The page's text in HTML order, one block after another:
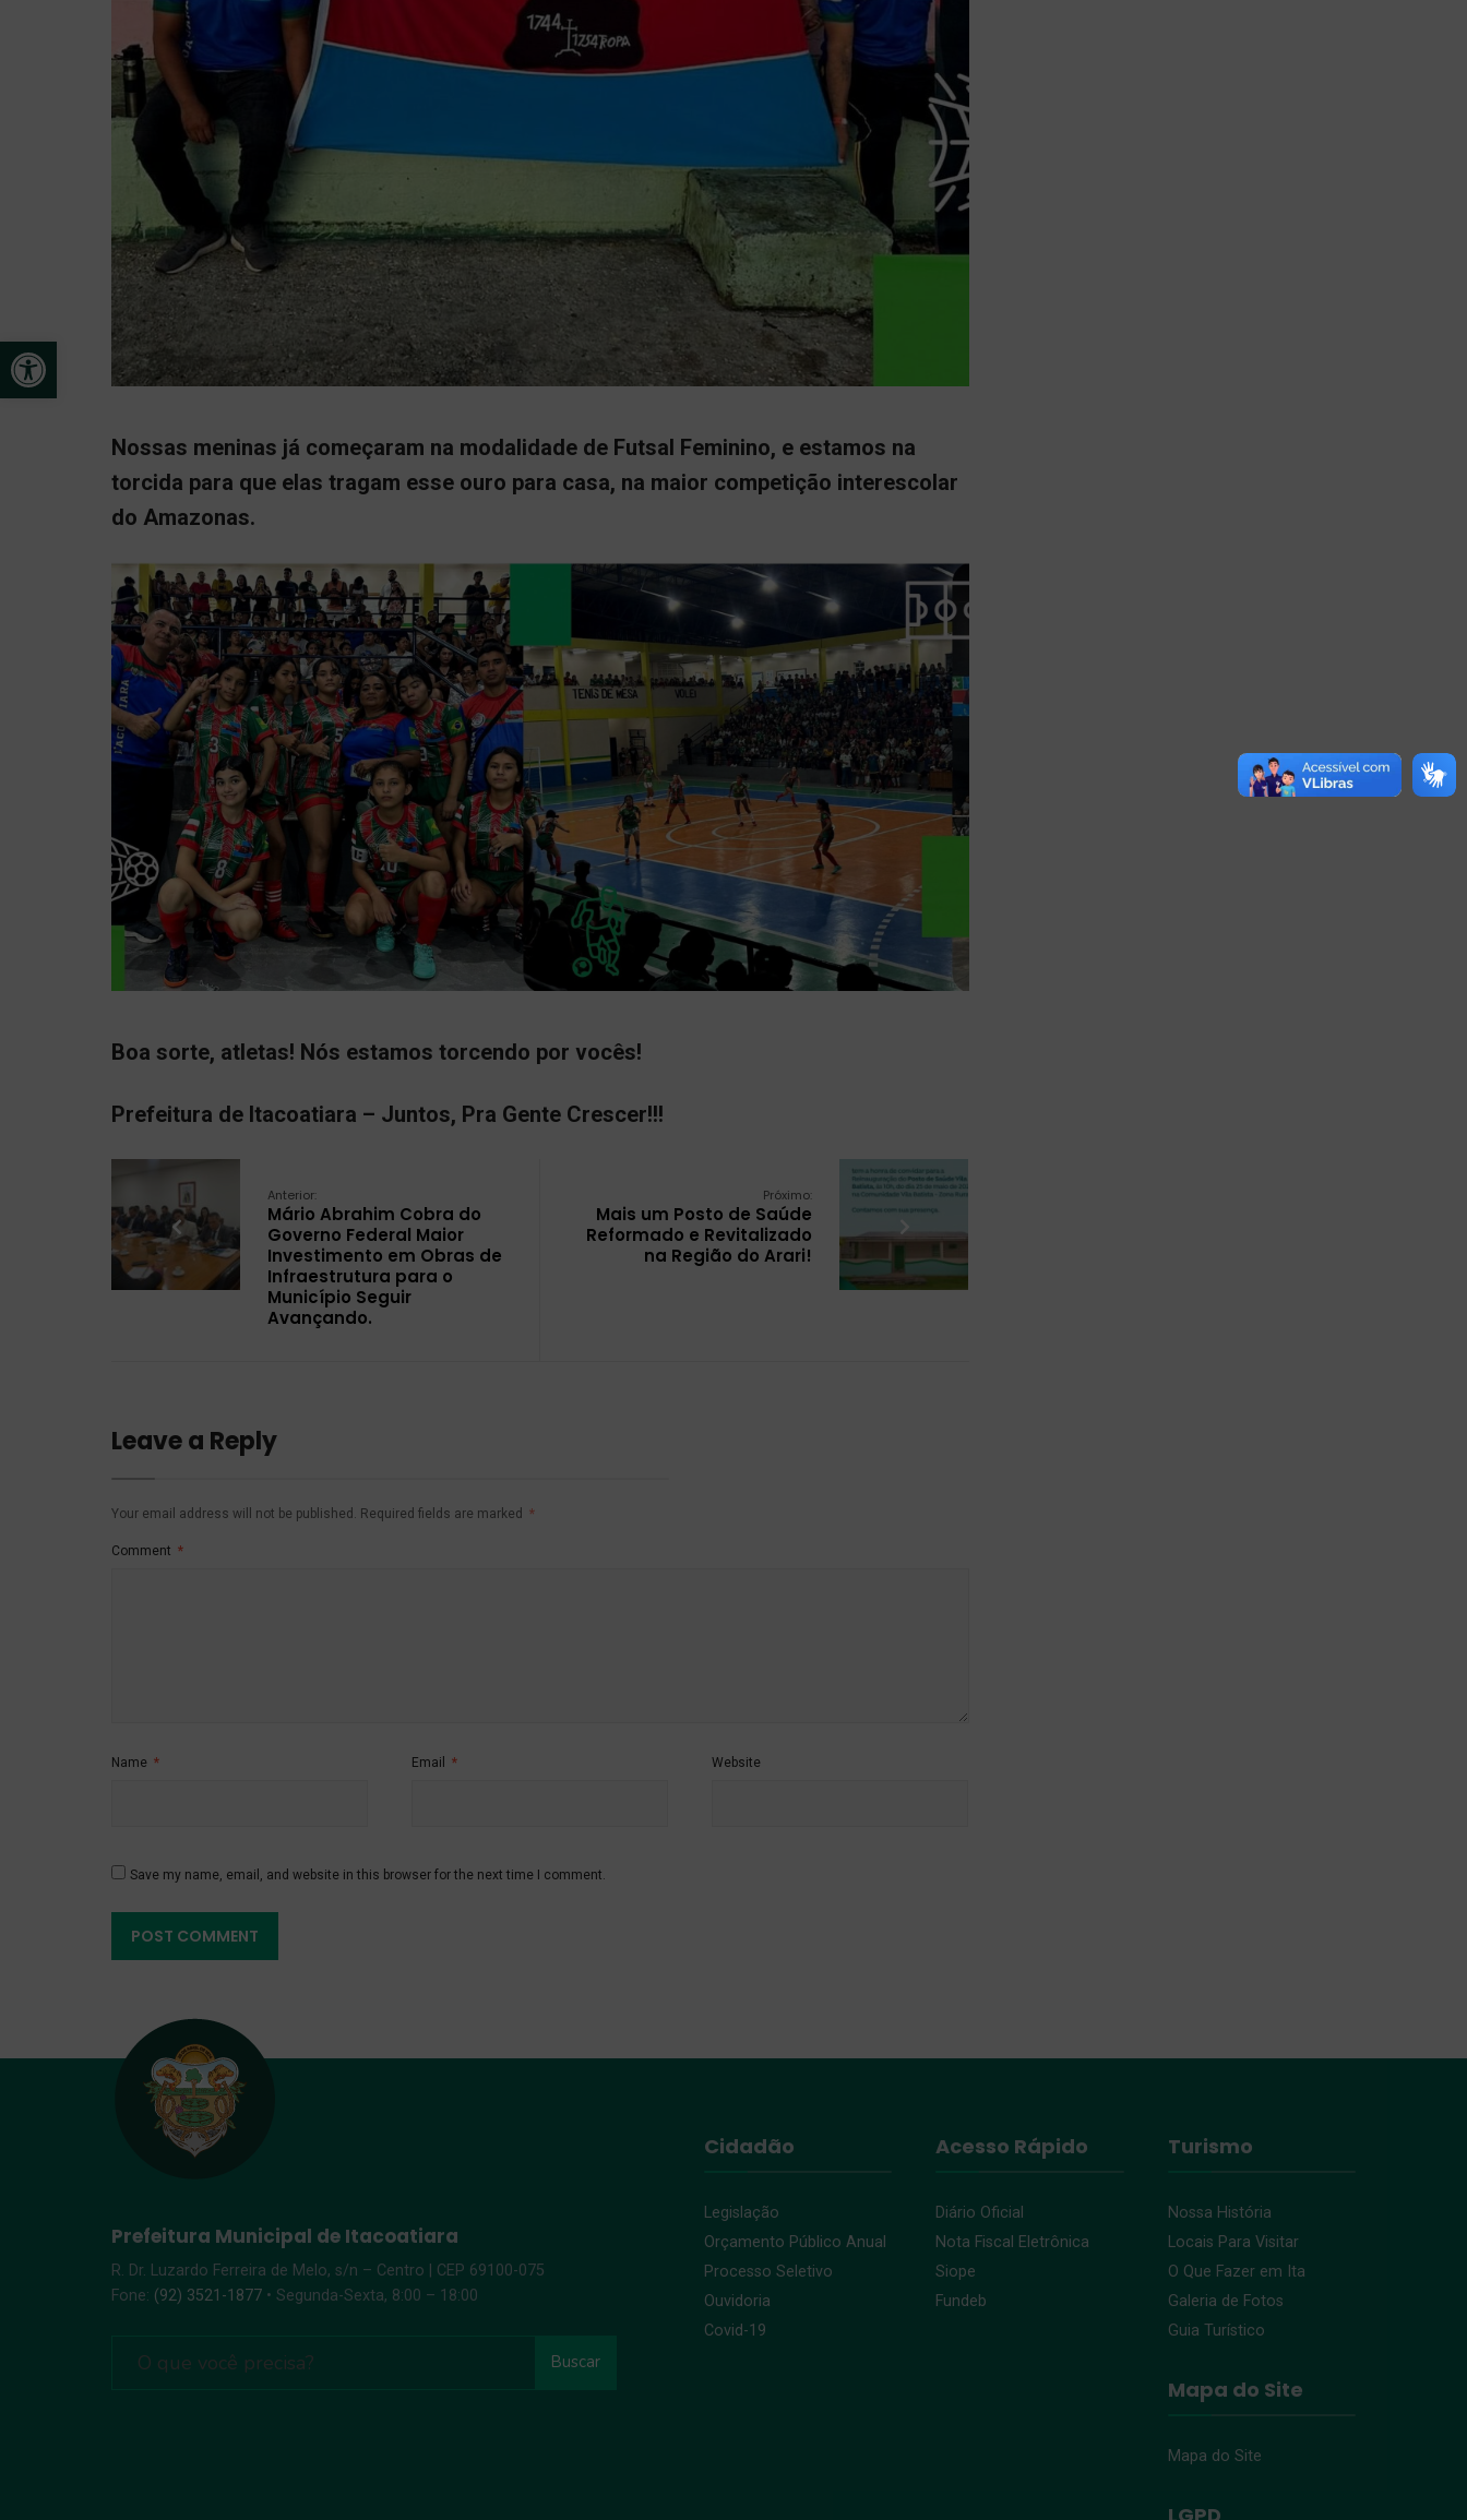
Open toolbar
Nossas meninas já começaram na modalidade de Futsal Feminino, e estamos na
torcida para que elas tragam esse ouro para casa, na maior competição interescolar
do Amazonas.
Boa sorte, atletas! Nós estamos torcendo por vocês!
Prefeitura de Itacoatiara – Juntos, Pra Gente Crescer!!!
Anterior:
Mário Abrahim Cobra do
Governo Federal Maior
Investimento em Obras de
Infraestrutura para o
Município Seguir
Avançando.
Próximo:
Mais um Posto de Saúde
Reformado e Revitalizado
na Região do Arari!
Leave a Reply
Your email address will not be published. Required fields are marked *
Comment *
Name * Email * Website
Save my name, email, and website in this browser for the next time I comment.
Prefeitura Municipal de Itacoatiara
R. Dr. Luzardo Ferreira de Melo, s/n – Centro | CEP 69100-075
Fone: (92) 3521-1877 • Segunda-Sexta, 8:00 – 18:00
Buscar
Cidadão
Legislação
Orçamento Público Anual
Processo Seletivo
Ouvidoria
Covid-19
Acesso Rápido
Diário Oficial
Nota Fiscal Eletrônica
Siope
Fundeb
Turismo
Nossa História
Locais Para Visitar
O Que Fazer em Ita
Galeria de Fotos
Guia Turístico
Mapa do Site
Mapa do Site